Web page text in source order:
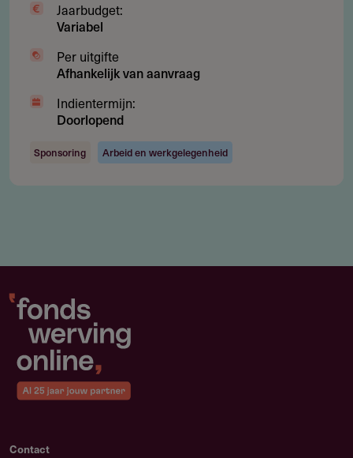
Jaarbudget:
Variabel
Per uitgifte
Afhankelijk van aanvraag
Indientermijn:
Doorlopend
Sponsoring Arbeid en werkgelegenheid
Contact